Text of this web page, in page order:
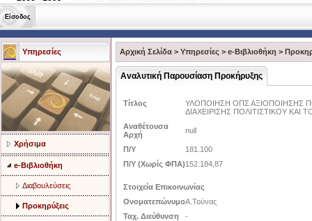
Είσοδος
Υπηρεσίες
Χρήσιμα
e-Βιβλιοθήκη
Διαβουλεύσεις
Προκηρύξεις
Αρχική Σελίδα > Υπηρεσίες > e-Βιβλιοθήκη >
Αναλυτική Παρουσίαση Προκήρυξης
Τίτλος
ΥΛΟΠΟΙΗΣΗ ΟΠΣ ΑΞΙΟΠΟΙΗΣΗΣ
ΔΙΑΧΕΙΡΙΣΗΣ ΠΟΛΙΤΙΣΤΙΚΟΥ ΚΑΙ
Αναθέτουσα
Αρχή
null
Π/Υ
181.100
Π/Υ (Χωρίς ΦΠΑ)152.184,87
Στοιχεία Επικοινωνίας
ΟνοματεπώνυμοΑ.Τούνας
Ταχ. Διεύθυνση
-